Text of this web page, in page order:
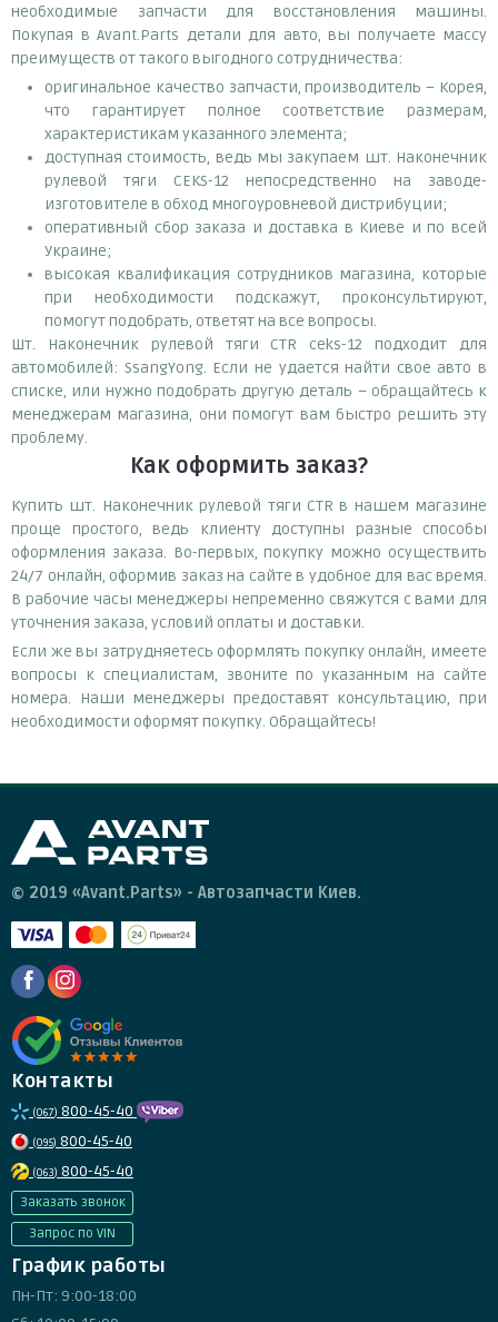
необходимые запчасти для восстановления машины.
Покупая в Avant.Parts детали для авто, вы получаете массу
преимуществ от такого выгодного сотрудничества:
оригинальное качество запчасти, производитель – Корея,
что гарантирует полное соответствие размерам,
характеристикам указанного элемента;
доступная стоимость, ведь мы закупаем шт. Наконечник
рулевой тяги CEKS-12 непосредственно на заводе-
изготовителе в обход многоуровневой дистрибуции;
оперативный сбор заказа и доставка в Киеве и по всей
Украине;
высокая квалификация сотрудников магазина, которые
при необходимости подскажут, проконсультируют,
помогут подобрать, ответят на все вопросы.
Шт. Наконечник рулевой тяги CTR ceks-12 подходит для
автомобилей: SsangYong. Если не удается найти свое авто в
списке, или нужно подобрать другую деталь – обращайтесь к
менеджерам магазина, они помогут вам быстро решить эту
проблему.
Как оформить заказ?
Купить шт. Наконечник рулевой тяги CTR в нашем магазине
проще простого, ведь клиенту доступны разные способы
оформления заказа. Во-первых, покупку можно осуществить
24/7 онлайн, оформив заказ на сайте в удобное для вас время.
В рабочие часы менеджеры непременно свяжутся с вами для
уточнения заказа, условий оплаты и доставки.
Если же вы затрудняетесь оформлять покупку онлайн, имеете
вопросы к специалистам, звоните по указанным на сайте
номера. Наши менеджеры предоставят консультацию, при
необходимости оформят покупку. Обращайтесь!
© 2019 «Avant.Parts» - Автозапчасти Киев.
Контакты
(067) 800-45-40
(095) 800-45-40
(063) 800-45-40
Заказать звонок
Запрос по VIN
График работы
Пн-Пт: 9:00-18:00